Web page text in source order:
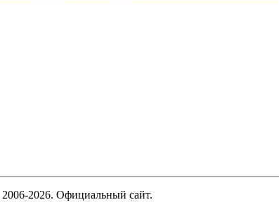
2026. Официальный сайт.